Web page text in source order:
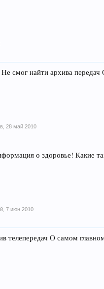
Не смог найти архива
28 май 2010
о здоровье! Какие
7 июн 2010
телепередач О самом